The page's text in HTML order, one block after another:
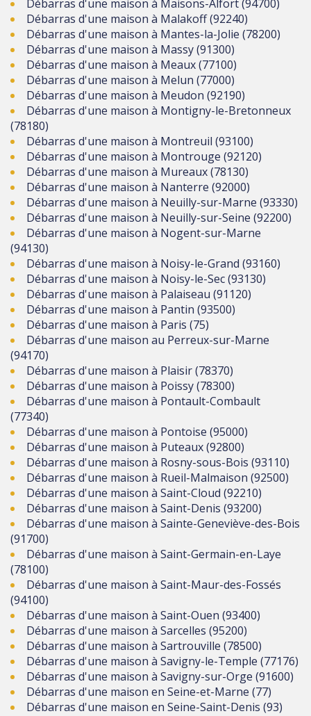
Débarras d'une maison à Maisons-Alfort (94700)
Débarras d'une maison à Malakoff (92240)
Débarras d'une maison à Mantes-la-Jolie (78200)
Débarras d'une maison à Massy (91300)
Débarras d'une maison à Meaux (77100)
Débarras d'une maison à Melun (77000)
Débarras d'une maison à Meudon (92190)
Débarras d'une maison à Montigny-le-Bretonneux
(78180)
Débarras d'une maison à Montreuil (93100)
Débarras d'une maison à Montrouge (92120)
Débarras d'une maison à Mureaux (78130)
Débarras d'une maison à Nanterre (92000)
Débarras d'une maison à Neuilly-sur-Marne (93330)
Débarras d'une maison à Neuilly-sur-Seine (92200)
Débarras d'une maison à Nogent-sur-Marne
(94130)
Débarras d'une maison à Noisy-le-Grand (93160)
Débarras d'une maison à Noisy-le-Sec (93130)
Débarras d'une maison à Palaiseau (91120)
Débarras d'une maison à Pantin (93500)
Débarras d'une maison à Paris (75)
Débarras d'une maison au Perreux-sur-Marne
(94170)
Débarras d'une maison à Plaisir (78370)
Débarras d'une maison à Poissy (78300)
Débarras d'une maison à Pontault-Combault
(77340)
Débarras d'une maison à Pontoise (95000)
Débarras d'une maison à Puteaux (92800)
Débarras d'une maison à Rosny-sous-Bois (93110)
Débarras d'une maison à Rueil-Malmaison (92500)
Débarras d'une maison à Saint-Cloud (92210)
Débarras d'une maison à Saint-Denis (93200)
Débarras d'une maison à Sainte-Geneviève-des-Bois
(91700)
Débarras d'une maison à Saint-Germain-en-Laye
(78100)
Débarras d'une maison à Saint-Maur-des-Fossés
(94100)
Débarras d'une maison à Saint-Ouen (93400)
Débarras d'une maison à Sarcelles (95200)
Débarras d'une maison à Sartrouville (78500)
Débarras d'une maison à Savigny-le-Temple (77176)
Débarras d'une maison à Savigny-sur-Orge (91600)
Débarras d'une maison en Seine-et-Marne (77)
Débarras d'une maison en Seine-Saint-Denis (93)